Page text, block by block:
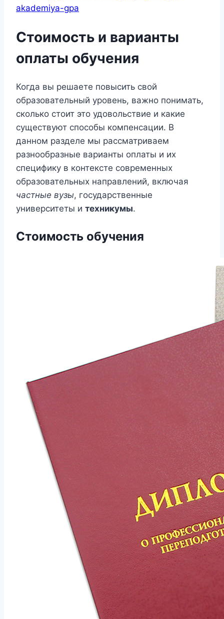
akademiya-gpa
Стоимость и варианты
оплаты обучения
Когда вы решаете повысить свой
образовательный уровень, важно понимать,
сколько стоит это удовольствие и какие
существуют способы компенсации. В
данном разделе мы рассматриваем
разнообразные варианты оплаты и их
специфику в контексте современных
образовательных направлений, включая
частные вузы, государственные
университеты и техникумы.
Стоимость обучения